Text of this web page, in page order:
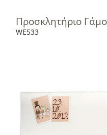
Προσκλητήριο
WE533